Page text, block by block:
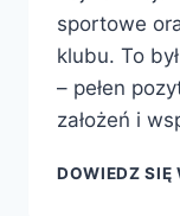
sportowe
klubu. To
– pełen
założeń i
DOWIEDZ SIĘ